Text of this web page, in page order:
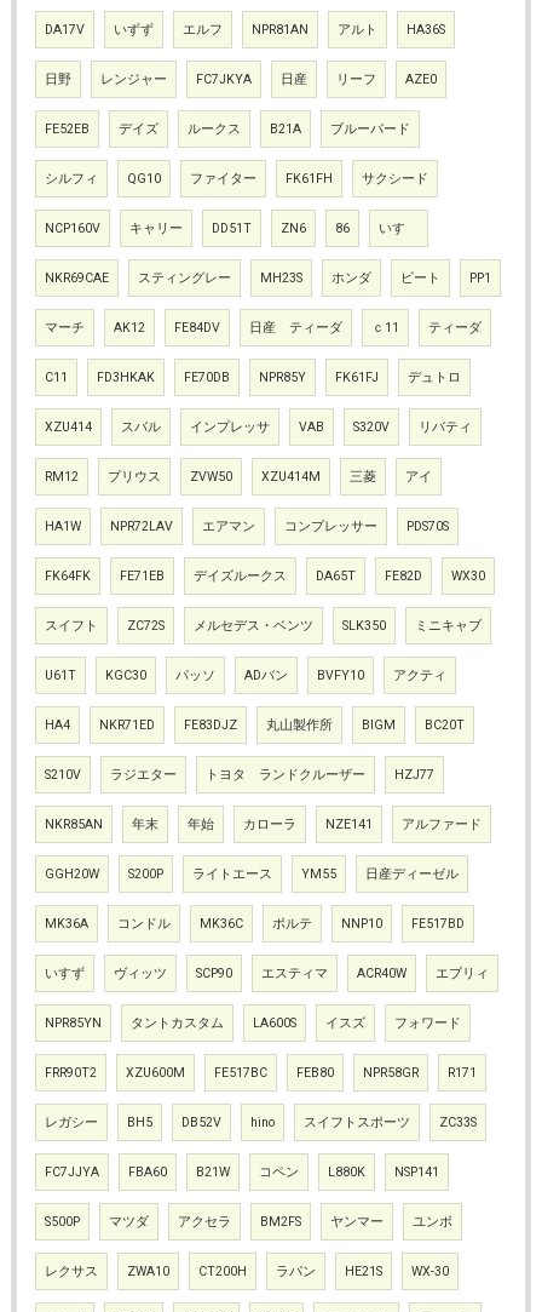
DA17V いずず エルフ NPR81AN アルト HA36S
日野 レンジャー FC7JKYA 日産 リーフ AZE0
FE52EB デイズ ルークス B21A ブルーバード
シルフィ QG10 ファイター FK61FH サクシード
NCP160V キャリー DD51T ZN6 86 いすゞ
NKR69CAE スティングレー MH23S ホンダ ビート PP1
マーチ AK12 FE84DV 日産 ティーダ ｃ11 ティーダ
C11 FD3HKAK FE70DB NPR85Y FK61FJ デュトロ
XZU414 スバル インプレッサ VAB S320V リバティ
RM12 プリウス ZVW50 XZU414M 三菱 アイ
HA1W NPR72LAV エアマン コンプレッサー PDS70S
FK64FK FE71EB デイズルークス DA65T FE82D WX30
スイフト ZC72S メルセデス・ベンツ SLK350 ミニキャブ
U61T KGC30 パッソ ADバン BVFY10 アクティ
HA4 NKR71ED FE83DJZ 丸山製作所 BIGM BC20T
S210V ラジエター トヨタ ランドクルーザー HZJ77
NKR85AN 年末 年始 カローラ NZE141 アルファード
GGH20W S200P ライトエース YM55 日産ディーゼル
MK36A コンドル MK36C ポルテ NNP10 FE517BD
いすず ヴィッツ SCP90 エスティマ ACR40W エブリィ
NPR85YN タントカスタム LA600S イスズ フォワード
FRR90T2 XZU600M FE517BC FEB80 NPR58GR R171
レガシー BH5 DB52V hino スイフトスポーツ ZC33S
FC7JJYA FBA60 B21W コペン L880K NSP141
S500P マツダ アクセラ BM2FS ヤンマー ユンボ
レクサス ZWA10 CT200H ラパン HE21S WX-30